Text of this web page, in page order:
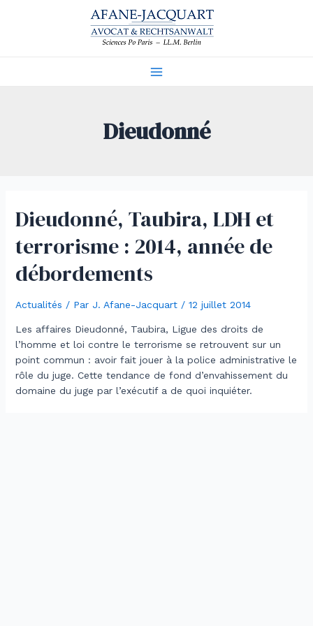
Dieudonné
Dieudonné, Taubira, LDH et
terrorisme : 2014, année de
débordements
Actualités / Par J. Afane-Jacquart / 12 juillet 2014
Les affaires Dieudonné, Taubira, Ligue des droits de
l’homme et loi contre le terrorisme se retrouvent sur un
point commun : avoir fait jouer à la police administrative le
rôle du juge. Cette tendance de fond d’envahissement du
domaine du juge par l’exécutif a de quoi inquiéter.